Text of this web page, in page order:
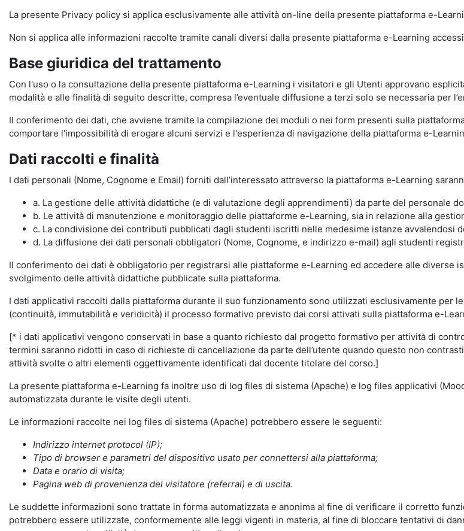
La presente Privacy policy si applica esclusivamente alle attività on-line della presente piattaforma e-
Non si applica alle informazioni raccolte tramite canali diversi dalla presente piattaforma e-Learning
Base giuridica del trattamento
Con l'uso o la consultazione della presente piattaforma e-Learning i visitatori e gli Utenti approvano
modalità e alle finalità di seguito descritte, compresa l’eventuale diffusione a terzi solo se necessaria per
Il conferimento dei dati, che avviene tramite la compilazione dei moduli o nei form presenti sulla
comportare l'impossibilità di erogare alcuni servizi e l'esperienza di navigazione della piattaforma e-
Dati raccolti e finalità
I dati personali (Nome, Cognome e Email) forniti dall’interessato attraverso la piattaforma e-Learning
a. La gestione delle attività didattiche (e di valutazione degli apprendimenti) da parte del personale
b. Le attività di manutenzione e monitoraggio delle piattaforme e-Learning, sia in relazione alla
c. La condivisione dei contributi pubblicati dagli studenti iscritti nelle medesime istanze
d. La diffusione dei dati personali obbligatori (Nome, Cognome, e indirizzo e-mail) agli studenti
Il conferimento dei dati è obbligatorio per registrarsi alle piattaforme e-Learning ed accedere alle diverse
svolgimento delle attività didattiche pubblicate sulla piattaforma.
I dati applicativi raccolti dalla piattaforma durante il suo funzionamento sono utilizzati esclusivamente per
(continuità, immutabilità e veridicità) il processo formativo previsto dai corsi attivati sulla piattaforma e-
[* i dati applicativi vengono conservati in base a quanto richiesto dal progetto formativo per attività di
termini saranno ridotti in caso di richieste di cancellazione da parte dell’utente quando questo non
attività svolte o altri elementi oggettivamente identificati dal docente titolare del corso.]
La presente piattaforma e-Learning fa inoltre uso di log files di sistema (Apache) e log files applicativi
automatizzata durante le visite degli utenti.
Le informazioni raccolte nei log files di sistema (Apache) potrebbero essere le seguenti:
Indirizzo internet protocol (IP);
Tipo di browser e parametri del dispositivo usato per connettersi alla piattaforma;
Data e orario di visita;
Pagina web di provenienza del visitatore (referral) e di uscita.
Le suddette informazioni sono trattate in forma automatizzata e anonima al fine di verificare il corretto
potrebbero essere utilizzate, conformemente alle leggi vigenti in materia, al fine di bloccare tentativi di